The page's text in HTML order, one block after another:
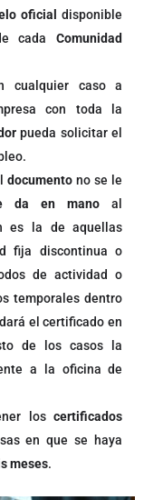
oficial
disponible
cadaComunidad
cualquier caso a
con toda la
pueda solicitar el
documento no se le
da en mano al
es la de aquellas
fija discontinua o
de actividad o
temporales dentro
el certificado en
de los casos la
a la oficina de
loscertificados
en que se haya
meses.